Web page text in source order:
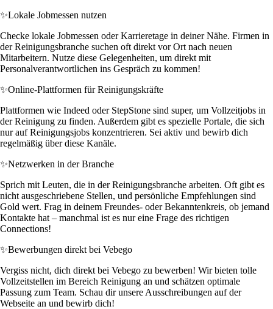
✨Lokale Jobmessen nutzen
Checke lokale Jobmessen oder Karrieretage in deiner Nähe. Firmen in
der Reinigungsbranche suchen oft direkt vor Ort nach neuen
Mitarbeitern. Nutze diese Gelegenheiten, um direkt mit
Personalverantwortlichen ins Gespräch zu kommen!
✨Online-Plattformen für Reinigungskräfte
Plattformen wie Indeed oder StepStone sind super, um Vollzeitjobs in
der Reinigung zu finden. Außerdem gibt es spezielle Portale, die sich
nur auf Reinigungsjobs konzentrieren. Sei aktiv und bewirb dich
regelmäßig über diese Kanäle.
✨Netzwerken in der Branche
Sprich mit Leuten, die in der Reinigungsbranche arbeiten. Oft gibt es
nicht ausgeschriebene Stellen, und persönliche Empfehlungen sind
Gold wert. Frag in deinem Freundes- oder Bekanntenkreis, ob jemand
Kontakte hat – manchmal ist es nur eine Frage des richtigen
Connections!
✨Bewerbungen direkt bei Vebego
Vergiss nicht, dich direkt bei Vebego zu bewerben! Wir bieten tolle
Vollzeitstellen im Bereich Reinigung an und schätzen optimale
Passung zum Team. Schau dir unsere Ausschreibungen auf der
Webseite an und bewirb dich!